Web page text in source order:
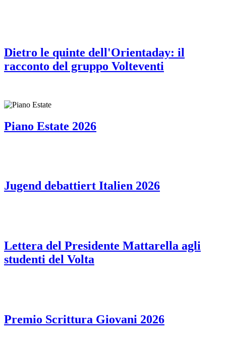
Dietro le quinte dell'Orientaday: il
racconto del gruppo Volteventi
Piano Estate 2026
Jugend debattiert Italien 2026
Lettera del Presidente Mattarella agli
studenti del Volta
Premio Scrittura Giovani 2026